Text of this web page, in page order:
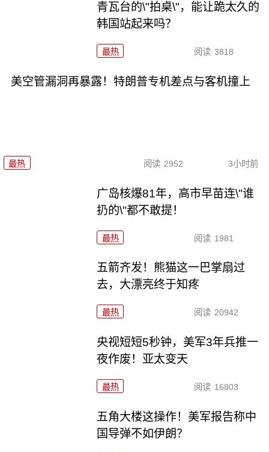
青瓦台的\"拍桌\"，能让跪太久的
韩国站起来吗？
最热 阅读 3818
美空管漏洞再暴露！特朗普专机差点与客机撞上
最热 阅读 2952 3小时前
广岛核爆81年，高市早苗连\"谁
扔的\"都不敢提！
最热 阅读 1981
五箭齐发！熊猫这一巴掌扇过
去，大漂亮终于知疼
最热 阅读 20942
央视短短5秒钟，美军3年兵推一
夜作废！亚太变天
最热 阅读 16803
五角大楼这操作！美军报告称中
国导弹不如伊朗？